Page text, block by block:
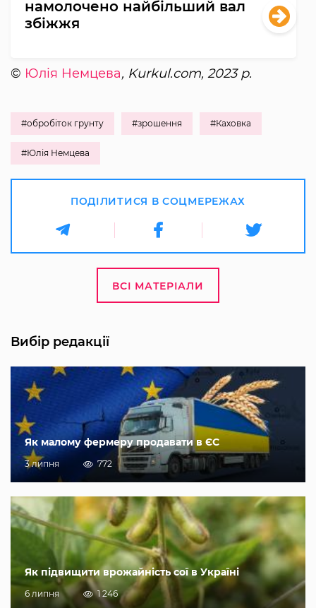
намолочено найбільший вал
збіжжя
© Юлія Немцева, Kurkul.com, 2023 р.
#обробіток грунту #зрошення #Каховка
#Юлія Немцева
ПОДІЛИТИСЯ В СОЦМЕРЕЖАХ
ВСІ МАТЕРІАЛИ
Вибір редакції
Як малому фермеру продавати в ЄС
3 липня 772
Як підвищити врожайність сої в Україні
6 липня 1 246